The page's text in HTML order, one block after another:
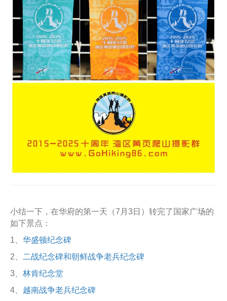
小结一下，在华府的第一天（7月3日）转完了国家广场的
如下景点：
1、 华盛顿纪念碑
2、
二战纪念碑和朝鲜战争老兵纪念碑
3、 林肯纪念堂
4、 越南战争老兵纪念碑